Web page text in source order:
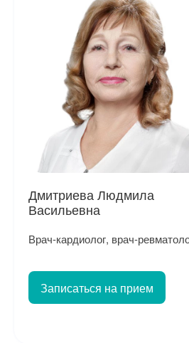
Дмитриева Людмила
Васильевна
Врач-кардиолог, врач-
Записаться на прием